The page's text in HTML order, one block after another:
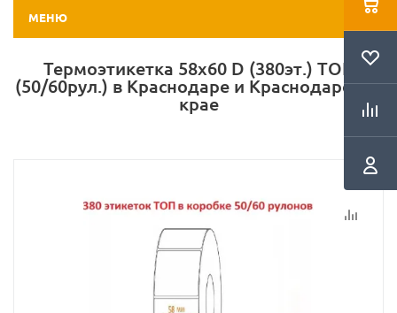
МЕНЮ
Термоэтикетка 58х60 D (380эт.) ТОП
(50/60рул.) в Краснодаре и Краснодарском
крае